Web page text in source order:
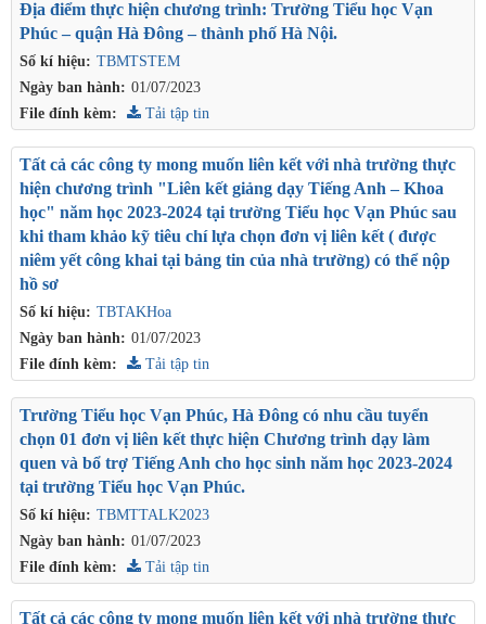
Số kí hiệu: TBMTSTEM
Ngày ban hành: 01/07/2023
Địa điểm thực hiện chương trình: Trường Tiểu học Vạn
Phúc – quận Hà Đông – thành phố Hà Nội.
File đính kèm: Tải tập tin
Số kí hiệu: TBTAKHoa
Ngày ban hành: 01/07/2023
Tất cả các công ty mong muốn liên kết với nhà trường thực
hiện chương trình "Liên kết giảng dạy Tiếng Anh – Khoa
học" năm học 2023-2024 tại trường Tiểu học Vạn Phúc sau
khi tham khảo kỹ tiêu chí lựa chọn đơn vị liên kết ( được
niêm yết công khai tại bảng tin của nhà trường) có thể nộp
hồ sơ
File đính kèm: Tải tập tin
Số kí hiệu: TBMTTALK2023
Ngày ban hành: 01/07/2023
Trường Tiểu học Vạn Phúc, Hà Đông có nhu cầu tuyển
chọn 01 đơn vị liên kết thực hiện Chương trình dạy làm
quen và bổ trợ Tiếng Anh cho học sinh năm học 2023-2024
tại trường Tiểu học Vạn Phúc.
File đính kèm: Tải tập tin
Tất cả các công ty mong muốn liên kết với nhà trường thực